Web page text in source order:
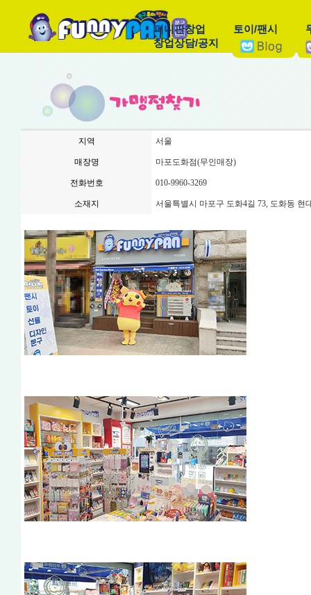
퍼니판창업 토이/팬시
창업상담/공지
지역 서울
매장명 마포도화점(무인매장)
전화번호 010-9960-3269
소재지 서울특별시 마포구 도화4길 73, 도화동 현